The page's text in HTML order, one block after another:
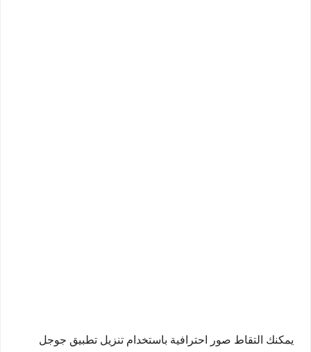
يمكنك التقاط صور احترافية باستخدام تنزيل تطبيق جوجل